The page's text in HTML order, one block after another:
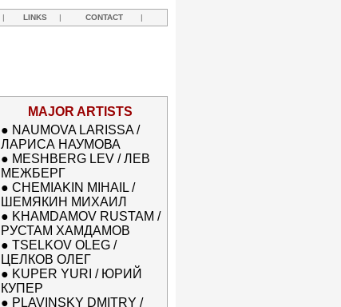
| LINKS | CONTACT |
MAJOR ARTISTS
● NAUMOVA LARISSA /
ЛАРИСА НАУМОВА
● MESHBERG LEV / ЛЕВ
МЕЖБЕРГ
● CHEMIAKIN MIHAIL /
ШЕМЯКИН МИХАИЛ
● KHAMDAMOV RUSTAM /
РУСТАМ ХАМДАМОВ
● TSELKOV OLEG /
ЦЕЛКОВ ОЛЕГ
● KUPER YURI / ЮРИЙ
КУПЕР
● PLAVINSKY DMITRY /